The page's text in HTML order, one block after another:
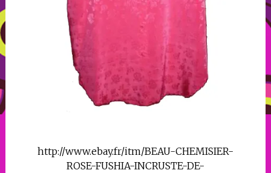
http://www.ebay.fr/itm/BEAU-CHEMISIER-
ROSE-FUSHIA-INCRUSTE-DE-